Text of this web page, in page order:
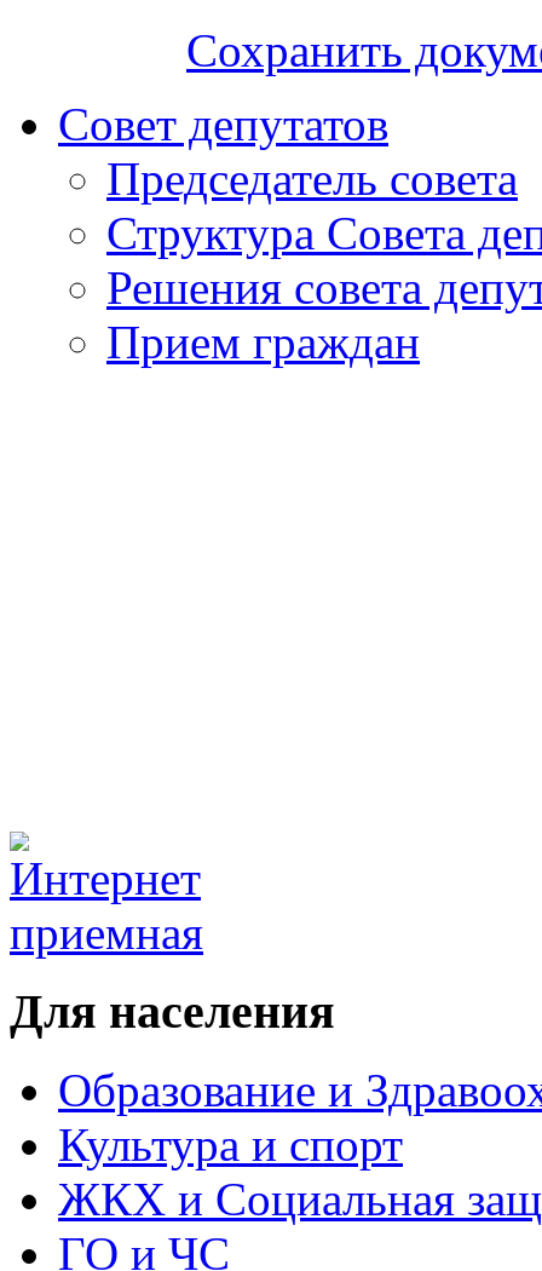
Сохранить
Совет депутатов
Председатель совета
Структура Совета
Решения совета
Прием граждан
Для населения
Образование и
Культура и спорт
ЖКХ и Социальная
ГО и ЧС